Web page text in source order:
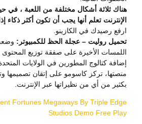
هناك ثلاثة أشكال مختلفة من اللعبة ، في
الإنترنت تعلم أنها يجب أن تكون أكثر ذكاء
ارفع رصيدك في الكازينو.
تحميل روليت – عجلة الحظ للكمبيوتر:
إضافة كتالوج المطورين في الولايات
منصتها، تركز كاسومو على إتقان تصميمها
بكثير من أي من نظيراتها عبر الإنترنت.
Fortunes Megaways By Triple Edge
Studios Demo Free Play